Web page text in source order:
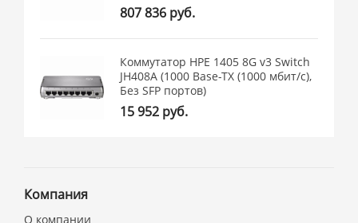
807 836 руб.
Коммутатор HPE 1405 8G v3 Switch
JH408A (1000 Base-TX (1000 мбит/с),
Без SFP портов)
15 952 руб.
Компания
О компании